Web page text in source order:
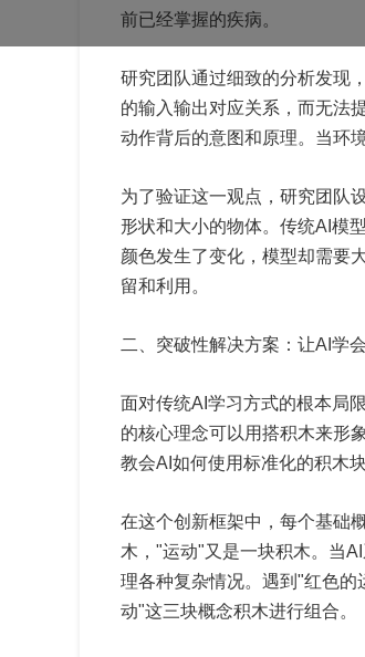
前已经掌握的疾病。
研究团队通过细致的分析发现
的输入输出对应关系，而无法
动作背后的意图和原理。当环
为了验证这一观点，研究团队
形状和大小的物体。传统AI模
颜色发生了变化，模型却需要
留和利用。
二、突破性解决方案：让AI学
面对传统AI学习方式的根本局
的核心理念可以用搭积木来形
教会AI如何使用标准化的积木
在这个创新框架中，每个基础
木，"运动"又是一块积木。当
理各种复杂情况。遇到"红色
动"这三块概念积木进行组合。